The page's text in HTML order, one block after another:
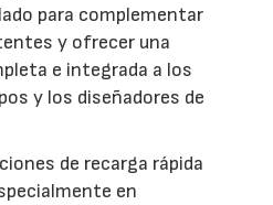
para complementar
y ofrecer una
e integrada a los
y los diseñadores de
de recarga rápida
en